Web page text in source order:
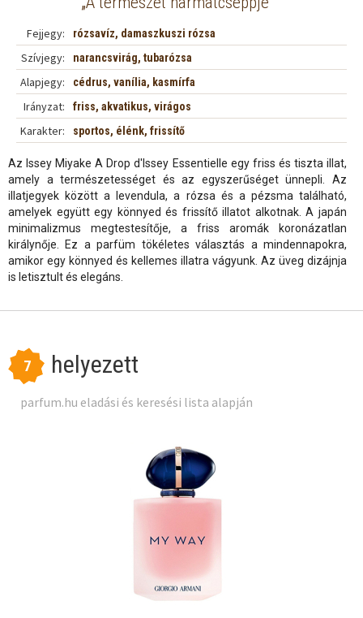
Fejjegy: rózsavíz, damaszkuszi rózsa
Szívjegy: narancsvirág, tubarózsa
Alapjegy: cédrus, vanília, kasmírfa
Irányzat: friss, akvatikus, virágos
Karakter: sportos, élénk, frissítő
Az Issey Miyake A Drop d'Issey Essentielle egy friss és tiszta illat,
amely a természetességet és az egyszerűséget ünnepli. Az
illatjegyek között a levendula, a rózsa és a pézsma található,
amelyek együtt egy könnyed és frissítő illatot alkotnak. A japán
minimalizmus megtestesítője, a friss aromák koronázatlan
királynője. Ez a parfüm tökéletes választás a mindennapokra,
amikor egy könnyed és kellemes illatra vágyunk. Az üveg dizájnja
is letisztult és elegáns.
7 helyezett
parfum.hu eladási és keresési lista alapján